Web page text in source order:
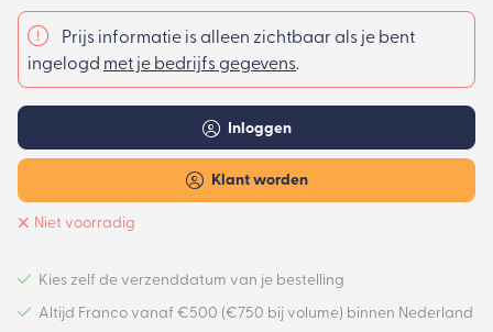
Niet voorradig
Prijs informatie is alleen zichtbaar als je bent
ingelogd met je bedrijfs gegevens.
Inloggen
Klant worden
Kies zelf de verzenddatum van je bestelling
Altijd Franco vanaf €500 (€750 bij volume) binnen Nederland